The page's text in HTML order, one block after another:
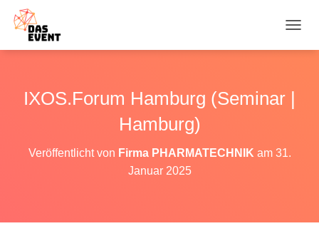
A
G
H
IXOS.Forum Hamburg (Seminar |
Hamburg)
Veröffentlicht von Firma PHARMATECHNIK am 31.
Januar 2025